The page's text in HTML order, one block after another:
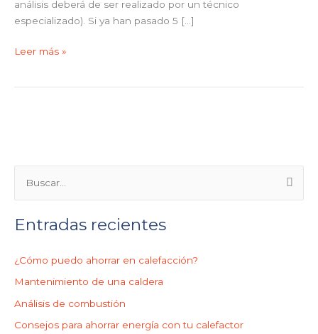
análisis deberá de ser realizado por un técnico
especializado). Si ya han pasado 5 […]
Leer más »
s
a
r
p
o
Entradas recientes
¿Cómo puedo ahorrar en calefacción?
Mantenimiento de una caldera
Análisis de combustión
Consejos para ahorrar energía con tu calefactor